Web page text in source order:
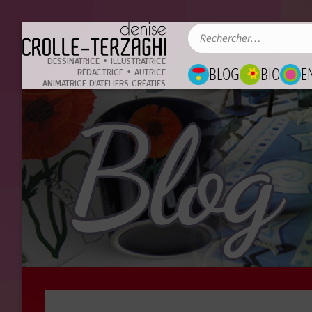
DESSINATRICE • ILLUSTRATRICE
RÉDACTRICE • AUTRICE
ANIMATRICE D'ATELIERS CRÉATIFS
BLOG BIO
Blog